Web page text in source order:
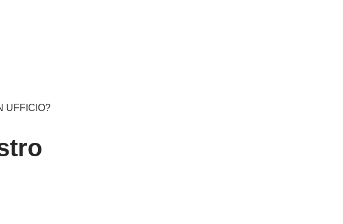
UFFICIO?